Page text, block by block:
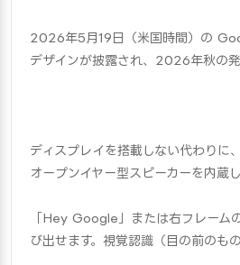
2026年5月19日（米国時間）の
デザインが披露され、2026年秋の発
ディスプレイを搭載しない代わりに
オープンイヤー型スピーカーを内蔵し
「Hey Google」または右フレーム
び出せます。視覚認識（目の前のも